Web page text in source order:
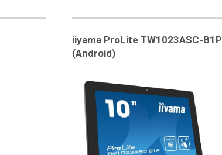
iiyama ProLite TW1023ASC-B1P
(Android)